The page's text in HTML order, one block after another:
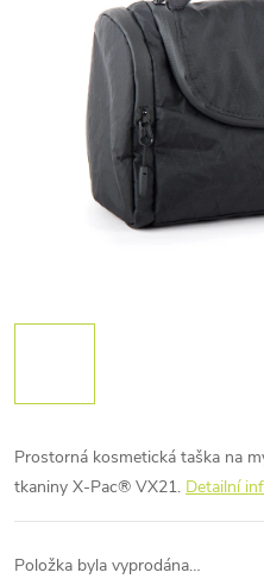
Prostorná kosmetická taška na
tkaniny X-Pac® VX21. Detailní
Položka byla vyprodána…